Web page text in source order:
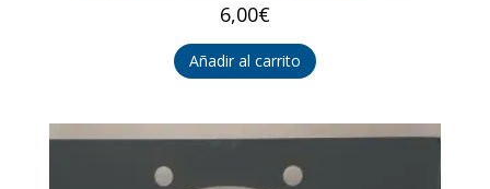
6,00€
Añadir al carrito